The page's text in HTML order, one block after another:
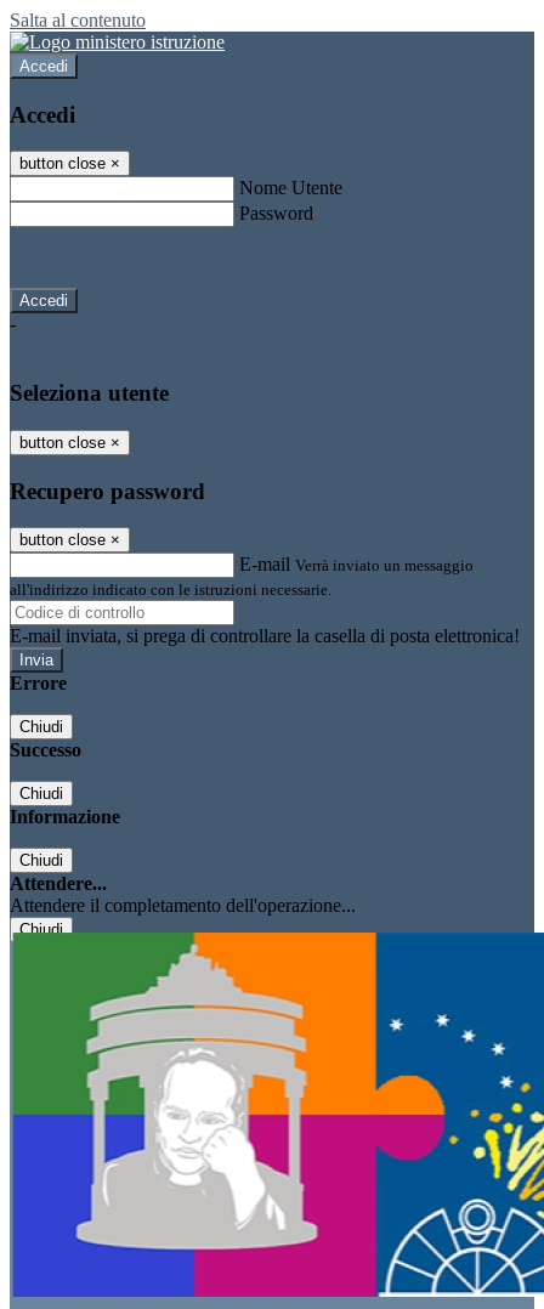
Salta al contenuto
Accedi
Accedi
button close ×
Nome Utente
Password
-
Seleziona utente
button close ×
Recupero password
button close ×
E-mail Verrà inviato un messaggio
all'indirizzo indicato con le istruzioni necessarie.
E-mail inviata, si prega di controllare la casella di posta elettronica!
Errore
Chiudi
Successo
Chiudi
Informazione
Chiudi
Attendere...
Attendere il completamento dell'operazione...
Chiudi